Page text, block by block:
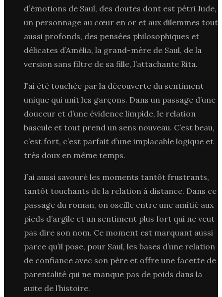
d’émotions de Saul, des doutes dont est pétri Jude,
un personnage au cœur en or et aux dilemmes tout
aussi profonds, des pensées philosophiques et
délicates d’Amélia, la grand-mère de Saul, de la
version sans filtre de sa fille, l’attachante Rita.
J’ai été touchée par la découverte du sentiment
unique qui unit les garçons. Dans un passage d’une
douceur et d’une évidence limpide, le relation
bascule et tout prend un sens nouveau. C’est beau,
c’est fort, c’est parfait d’une implacable logique et
très doux en même temps.
J’ai aussi savouré les moments tantôt frustrants,
tantôt touchants de la relation à distance. Dans ce
passage du roman, on oscille entre une amitié aux
pieds d’argile et un sentiment plus fort qui ne veut
pas dire son nom. Ce moment est marquant aussi
parce qu’il pose, pour Saul, les bases d’une relation
de confiance avec son père et offre une facette de
parentalité qui ne manque pas de poids dans la
suite de l’histoire.